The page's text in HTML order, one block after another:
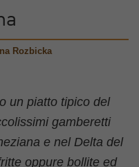
Rozbicka
un piatto tipico del
gamberetti
e nel Delta del
oppure bollite ed